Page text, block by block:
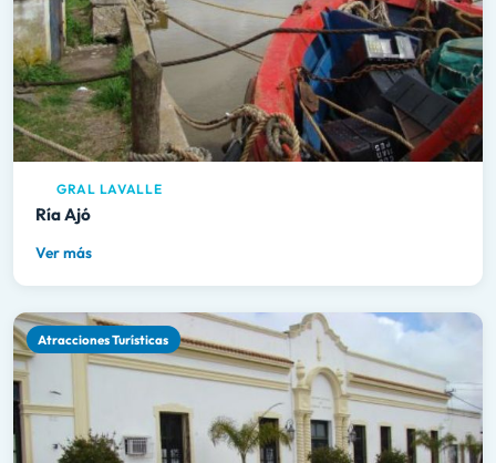
GRAL LAVALLE
Ría Ajó
Ver más
Atracciones Turísticas